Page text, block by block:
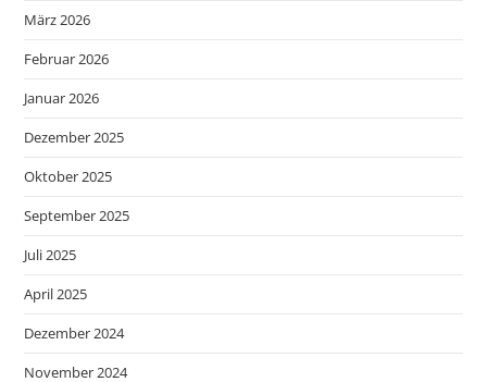
März 2026
Februar 2026
Januar 2026
Dezember 2025
Oktober 2025
September 2025
Juli 2025
April 2025
Dezember 2024
November 2024